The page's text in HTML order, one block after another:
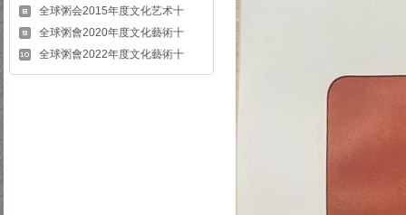
全球粥会2015年度文化艺术十
全球粥會2020年度文化藝術十
全球粥會2022年度文化藝術十